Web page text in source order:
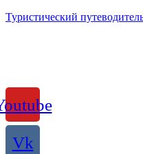
Туристический
Vk